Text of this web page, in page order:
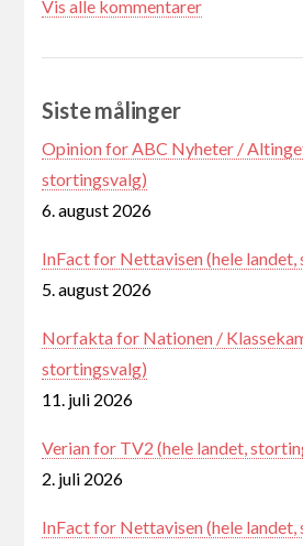
Vis alle kommentarer
Siste målinger
Opinion for ABC Nyheter /
stortingsvalg)
6. august 2026
InFact for Nettavisen (hele
5. august 2026
Norfakta for Nationen /
stortingsvalg)
11. juli 2026
Verian for TV2 (hele landet,
2. juli 2026
InFact for Nettavisen (hele